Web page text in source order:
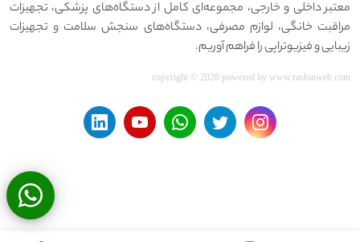
معتبر داخلی و خارجی، مجموعه‌ای کامل از دستگاه‌های پزشکی، تجهیزات
مراقبت خانگی، لوازم مصرفی، دستگاه‌های سنجش سلامت و تجهیزات
زیبایی و فیزیوتراپی را فراهم آوریم.
copyright © 2026 powered by www.rashinweb.com